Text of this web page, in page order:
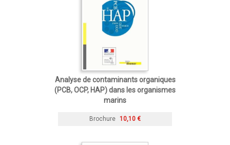
Analyse de contaminants organiques
(PCB, OCP, HAP) dans les organismes
marins
Brochure 10,10 €